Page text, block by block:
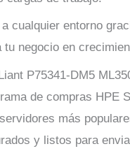
cualquier entorno
negocio en
P75341-DM5
de compras HPE
más
y listos para